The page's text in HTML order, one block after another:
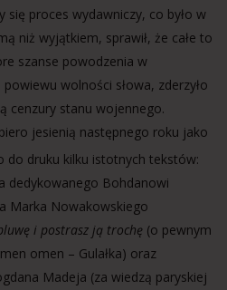
się proces wydawniczy, co było w
niż wyjątkiem, sprawił, że całe to
szanse powodzenia w
wolności słowa, zderzyło
cenzury stanu wojennego.
jesienią następnego roku jako
do druku kilku istotnych tekstów:
dedykowanego Bohdanowi
Marka Nowakowskiego
i postrasz ją trochę (o pewnym
omen – Gulałka) oraz
Madeja (za wiedzą paryskiej